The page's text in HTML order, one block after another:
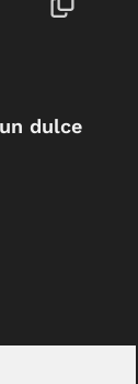
dulce